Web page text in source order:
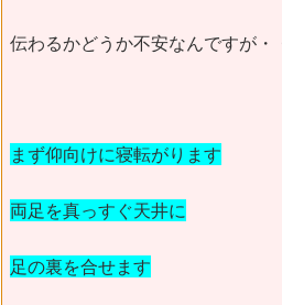
伝わるかどうか不安なんですが・
まず仰向けに寝転がります
両足を真っすぐ天井に
足の裏を合せます